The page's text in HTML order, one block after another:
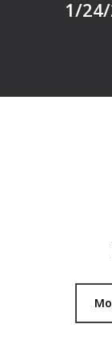
1/